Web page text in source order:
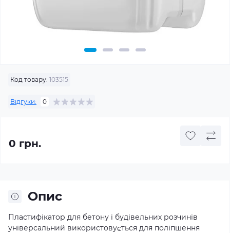
Код товару: 103515
Відгуки: 0
0 грн.
Опис
Пластифікатор для бетону і будівельних розчинів
універсальний використовується для поліпшення